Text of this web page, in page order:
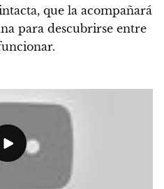
que la acompañará
para descubrirse entre